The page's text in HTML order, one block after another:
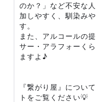
のか？」など不安な
加しやすく、馴染み
す。
また、アルコールの
サー・アラフォーく
ますよ♪
『繋がり屋』につい
トをご覧ください💡